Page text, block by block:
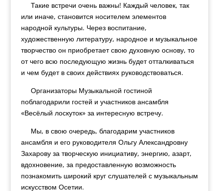
Такие встречи очень важны! Каждый человек, так
или иначе, становится носителем элементов
народной культуры. Через воспитание,
художественную литературу, народное и музыкальное
творчество он приобретает свою духовную основу, то
от чего всю последующую жизнь будет отталкиваться
и чем будет в своих действиях руководствоваться.
Организаторы Музыкальной гостиной
поблагодарили гостей и участников ансамбля
«Весёлый лоскуток» за интересную встречу.
Мы, в свою очередь, благодарим участников
ансамбля и его руководителя Ольгу Александровну
Захарову за творческую инициативу, энергию, азарт,
вдохновение, за предоставленную возможность
познакомить широкий круг слушателей с музыкальным
искусством Осетии.